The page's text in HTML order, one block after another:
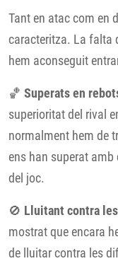
Tant en atac com en
caracteritza. La falta
hem aconseguit
🏀 Superats en
superioritat del rival
normalment hem de
ens han superat
del joc.
🚫 Lluitant contra
mostrat que encara
de lluitar contra les